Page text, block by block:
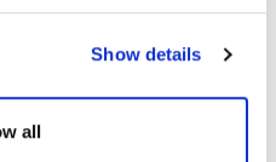
Show details
all